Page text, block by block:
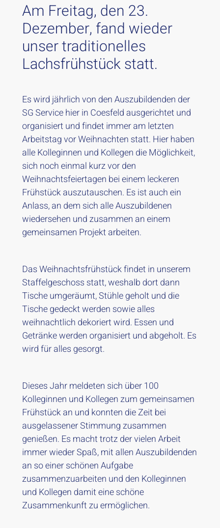
Am Freitag, den 23.
Dezember, fand wieder
unser traditionelles
Lachsfrühstück statt.
Es wird jährlich von den Auszubildenden der
SG Service hier in Coesfeld ausgerichtet und
organisiert und findet immer am letzten
Arbeitstag vor Weihnachten statt. Hier haben
alle Kolleginnen und Kollegen die Möglichkeit,
sich noch einmal kurz vor den
Weihnachtsfeiertagen bei einem leckeren
Frühstück auszutauschen. Es ist auch ein
Anlass, an dem sich alle Auszubildenen
wiedersehen und zusammen an einem
gemeinsamen Projekt arbeiten.
Das Weihnachtsfrühstück findet in unserem
Staffelgeschoss statt, weshalb dort dann
Tische umgeräumt, Stühle geholt und die
Tische gedeckt werden sowie alles
weihnachtlich dekoriert wird. Essen und
Getränke werden organisiert und abgeholt. Es
wird für alles gesorgt.
Dieses Jahr meldeten sich über 100
Kolleginnen und Kollegen zum gemeinsamen
Frühstück an und konnten die Zeit bei
ausgelassener Stimmung zusammen
genießen. Es macht trotz der vielen Arbeit
immer wieder Spaß, mit allen Auszubildenden
an so einer schönen Aufgabe
zusammenzuarbeiten und den Kolleginnen
und Kollegen damit eine schöne
Zusammenkunft zu ermöglichen.